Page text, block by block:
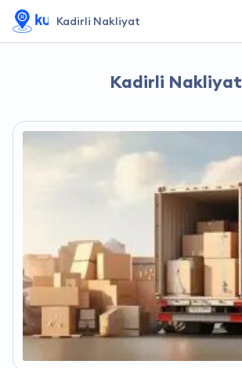
Kadirli Nakliyat
Kadirli Nakliyat